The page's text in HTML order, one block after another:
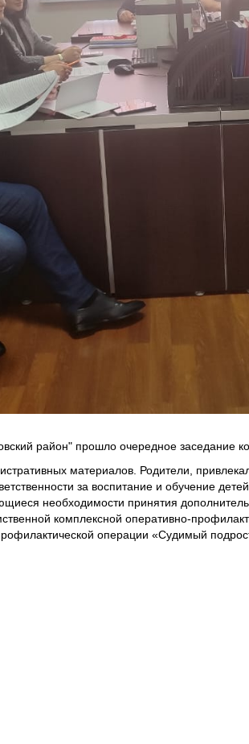
район" прошло очередное заседание
материалов. Родители,
за воспитание и обучение
необходимости принятия
комплексной оперативно-
операции «Судимый